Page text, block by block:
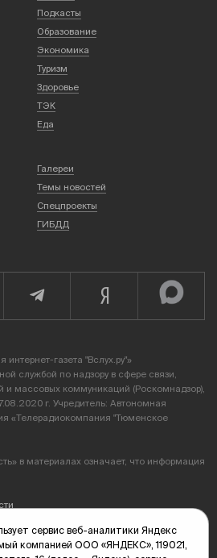
Подкасты
Образование
Экономика
Туризм
Здоровье
ТЭК
Еда
Галереи
Темы новостей
Спецпроекты
ГИБДД
газета "Вслух.ру"»
службой по надзору в сфере связи,
и массовых коммуникаций (Роскомнадзор),
г. Учредитель: Автономная
«Телерадиокомпания "Тюменское
в материалах означает, что информация
Геологоразведчиков, 28А
сервис веб-аналитики Яндекс
компанией ООО «ЯНДЕКС», 119021,